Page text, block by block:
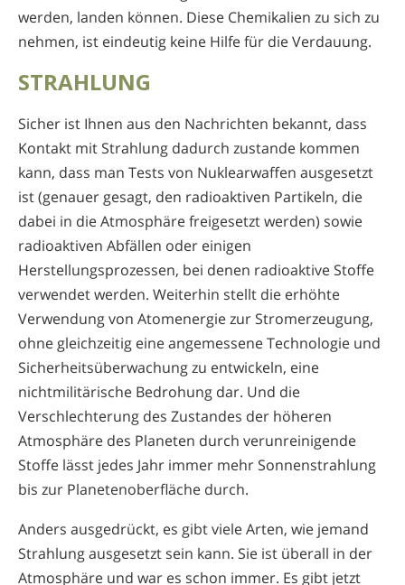
werden, landen können. Diese Chemikalien zu sich zu
nehmen, ist eindeutig keine Hilfe für die Verdauung.
STRAHLUNG
Sicher ist Ihnen aus den Nachrichten bekannt, dass
Kontakt mit Strahlung dadurch zustande kommen
kann, dass man Tests von Nuklearwaffen ausgesetzt
ist (genauer gesagt, den radioaktiven Partikeln, die
dabei in die Atmosphäre freigesetzt werden) sowie
radioaktiven Abfällen oder einigen
Herstellungsprozessen, bei denen radioaktive Stoffe
verwendet werden. Weiterhin stellt die erhöhte
Verwendung von Atomenergie zur Stromerzeugung,
ohne gleichzeitig eine angemessene Technologie und
Sicherheitsüberwachung zu entwickeln, eine
nichtmilitärische Bedrohung dar. Und die
Verschlechterung des Zustandes der höheren
Atmosphäre des Planeten durch verunreinigende
Stoffe lässt jedes Jahr immer mehr Sonnenstrahlung
bis zur Planetenoberfläche durch.
Anders ausgedrückt, es gibt viele Arten, wie jemand
Strahlung ausgesetzt sein kann. Sie ist überall in der
Atmosphäre und war es schon immer. Es gibt jetzt